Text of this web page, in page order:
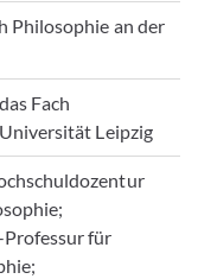
Philosophie an der
Fach
Leipzig
für